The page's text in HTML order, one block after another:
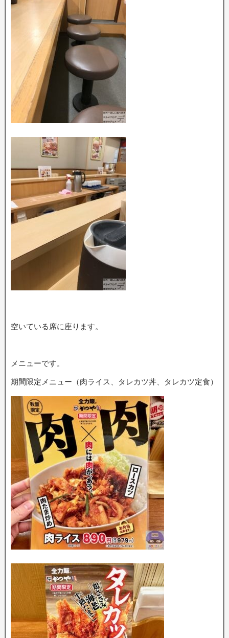
空いている席に座ります。
メニューです。
期間限定メニュー（肉ライス、タレカツ丼、タレカツ定食）